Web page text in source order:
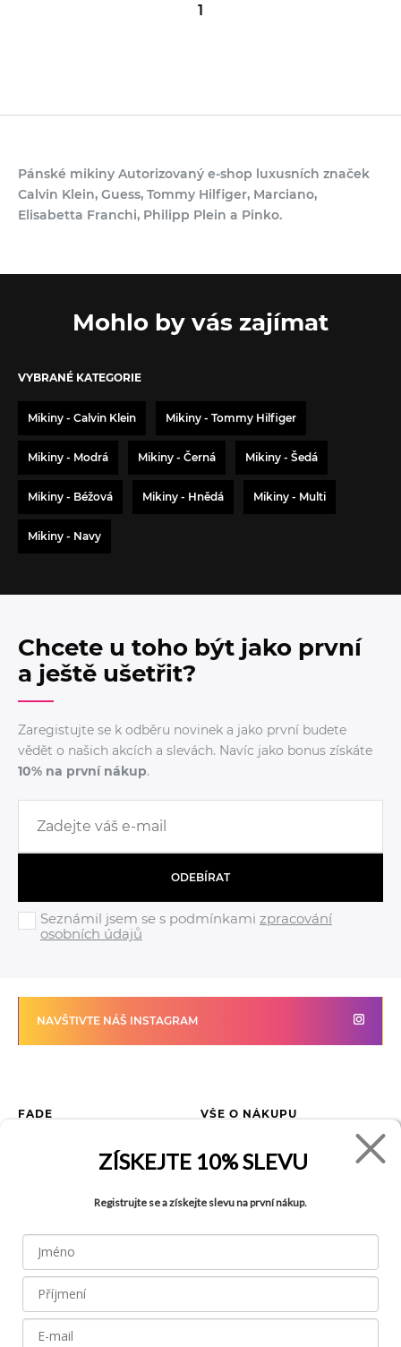
1
Pánské mikiny Autorizovaný e-shop luxusních značek
Calvin Klein, Guess, Tommy Hilfiger, Marciano,
Elisabetta Franchi, Philipp Plein a Pinko.
Mohlo by vás zajímat
VYBRANÉ KATEGORIE
Mikiny - Calvin Klein Mikiny - Tommy Hilfiger
Mikiny - Modrá Mikiny - Černá Mikiny - Šedá
Mikiny - Béžová Mikiny - Hnědá Mikiny - Multi
Mikiny - Navy
Chcete u toho být jako první
a ještě ušetřit?
Zaregistujte se k odběru novinek a jako první budete
vědět o našich akcích a slevách. Navíc jako bonus získáte
10% na první nákup.
ODEBÍRAT
Seznámil jsem se s podmínkami zpracování
osobních údajů
NAVŠTIVTE NÁŠ INSTAGRAM
FADE
Blog
VŠE O NÁKUPU
Jak reklamovat zboží
Tabulka velikostí
Recyklace
ZÍSKEJTE 10% SLEVU
Registrujte se a získejte slevu na první nákup.